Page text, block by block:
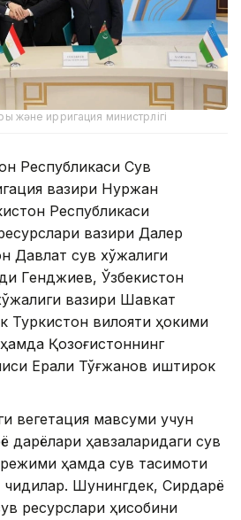
және ирригация министрлігі
Республикаси Сув
вазири Нуржан
Республикаси
вазири Далер
Давлат сув хўжалиги
Генджиев, Ўзбекистон
вазири Шавкат
Туркистон вилояти ҳокими
Қозоғистоннинг
Ерали Тўғжанов иштирок
вегетация мавсуми учун
дарёлари ҳавзаларидаги сув
ҳамда сув тақсимоти
Шунингдек, Сирдарё
ресурслари ҳисобини